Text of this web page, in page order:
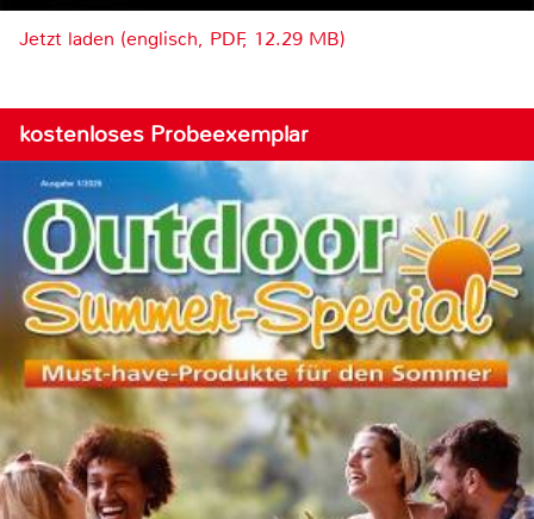
Jetzt laden (englisch, PDF, 12.29 MB)
kostenloses Probeexemplar